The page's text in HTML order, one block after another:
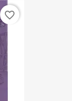
favorite_border